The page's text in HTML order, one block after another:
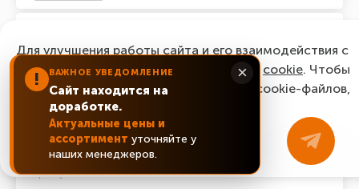
Винт DIN 965 (ГОСТ 17475-80) потайная голова М6*16 цинк
0.87 ₽
Артикул: 965-6*20 Ед. изм. шт.
! ВАЖНОЕ УВЕДОМЛЕНИЕ
Сайт находится на
доработке.
Актуальные цены и
ассортимент уточняйте у
наших менеджеров.
×
Для улучшения работы сайта и его взаимодействия с
пользователями мы используем файлы cookie. Чтобы
согласиться с нашим использованием cookie-файлов,
нажмите “Ок, понятно!”
ОК, понятно!